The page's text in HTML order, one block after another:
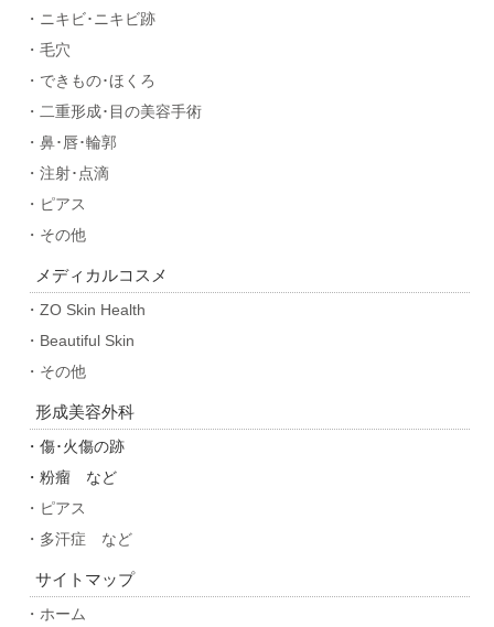
・ニキビ･ニキビ跡
・毛穴
・できもの･ほくろ
・二重形成･目の美容手術
・鼻･唇･輪郭
・注射･点滴
・ピアス
・その他
メディカルコスメ
・ZO Skin Health
・Beautiful Skin
・その他
形成美容外科
・傷･火傷の跡
・粉瘤 など
・ピアス
・多汗症 など
サイトマップ
・ホーム